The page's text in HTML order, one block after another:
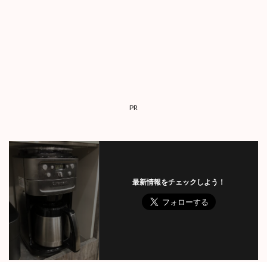
PR
最新情報をチェックしよう！